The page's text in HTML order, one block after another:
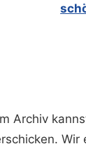
Archiv